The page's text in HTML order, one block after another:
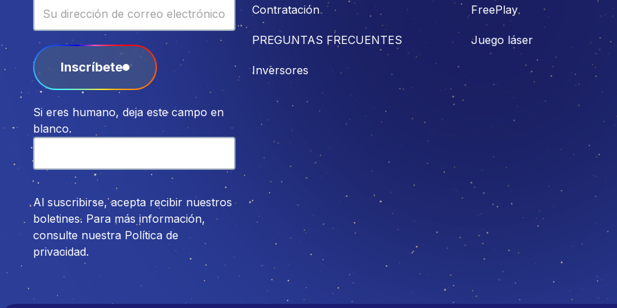
Inscríbete
Si eres humano, deja este campo en
blanco.
Al suscribirse, acepta recibir nuestros
boletines. Para más información,
consulte nuestra Política de
privacidad.
Contratación
PREGUNTAS FRECUENTES
Inversores
FreePlay
Juego láser